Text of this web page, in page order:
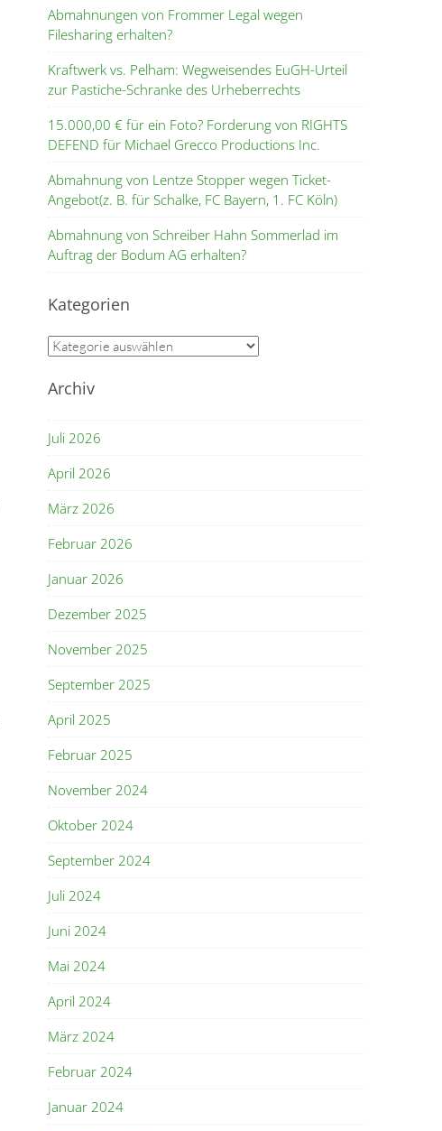
Abmahnungen von Frommer Legal wegen
Filesharing erhalten?
Kraftwerk vs. Pelham: Wegweisendes EuGH-Urteil
zur Pastiche-Schranke des Urheberrechts
15.000,00 € für ein Foto? Forderung von RIGHTS
DEFEND für Michael Grecco Productions Inc.
Abmahnung von Lentze Stopper wegen Ticket-
Angebot(z. B. für Schalke, FC Bayern, 1. FC Köln)
Abmahnung von Schreiber Hahn Sommerlad im
Auftrag der Bodum AG erhalten?
Kategorien
Kategorien
Archiv
Juli 2026
April 2026
März 2026
Februar 2026
Januar 2026
Dezember 2025
November 2025
September 2025
April 2025
Februar 2025
November 2024
Oktober 2024
September 2024
Juli 2024
Juni 2024
Mai 2024
April 2024
März 2024
Februar 2024
Januar 2024